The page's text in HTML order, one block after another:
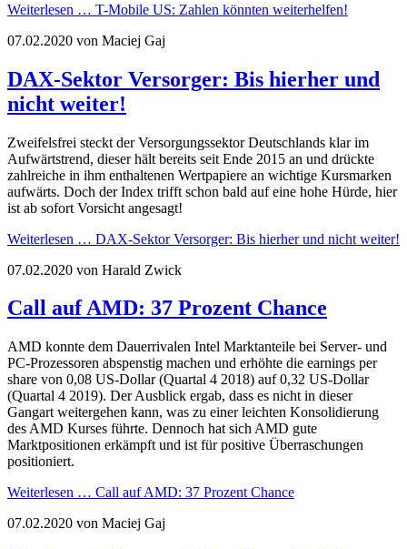
Weiterlesen … T-Mobile US: Zahlen könnten weiterhelfen!
07.02.2020 von Maciej Gaj
DAX-Sektor Versorger: Bis hierher und
nicht weiter!
Zweifelsfrei steckt der Versorgungssektor Deutschlands klar im
Aufwärtstrend, dieser hält bereits seit Ende 2015 an und drückte
zahlreiche in ihm enthaltenen Wertpapiere an wichtige Kursmarken
aufwärts. Doch der Index trifft schon bald auf eine hohe Hürde, hier
ist ab sofort Vorsicht angesagt!
Weiterlesen … DAX-Sektor Versorger: Bis hierher und nicht weiter!
07.02.2020 von Harald Zwick
Call auf AMD: 37 Prozent Chance
AMD konnte dem Dauerrivalen Intel Marktanteile bei Server- und
PC-Prozessoren abspenstig machen und erhöhte die earnings per
share von 0,08 US-Dollar (Quartal 4 2018) auf 0,32 US-Dollar
(Quartal 4 2019). Der Ausblick ergab, dass es nicht in dieser
Gangart weitergehen kann, was zu einer leichten Konsolidierung
des AMD Kurses führte. Dennoch hat sich AMD gute
Marktpositionen erkämpft und ist für positive Überraschungen
positioniert.
Weiterlesen … Call auf AMD: 37 Prozent Chance
07.02.2020 von Maciej Gaj